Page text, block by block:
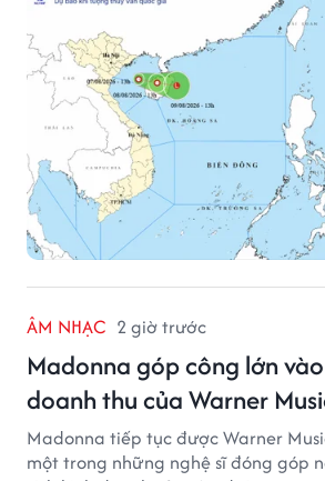
ÂM NHẠC 2 giờ trước
Madonna góp công lớn
doanh thu của Warner
Madonna tiếp tục được Warner
một trong những nghệ sĩ đóng góp